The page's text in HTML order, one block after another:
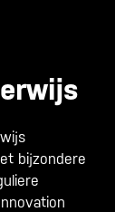
bijzondere